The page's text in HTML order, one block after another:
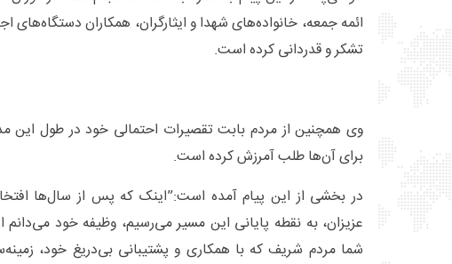
ائمه جمعه، خانواده‌های شهدا و ایثارگران، همکاران دستگاه‌های
تشکر و قدردانی کرده است.
وی همچنین از مردم بابت تقصیرات احتمالی خود در طول این
برای آن‌ها طلب آمرزش کرده است.
در بخشی از این پیام آمده است:”اینک که پس از سال‌ها
عزیزان، به نقطه پایانی این مسیر می‌رسیم، وظیفه خود
شما مردم شریف که با همکاری و پشتیبانی بی‌دریغ خود،